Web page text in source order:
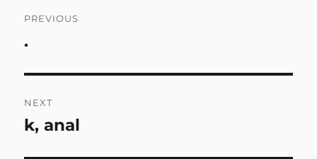
PREVIOUS
Previous
.
NEXT
Next
k, anal